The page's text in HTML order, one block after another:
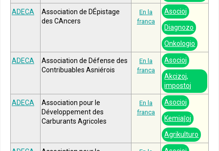
ADECA
Association de DÉpistage
des CAncers
En la
franca
Asocioj
Diagnozo
Onkologio
ADECA
Association de Défense des
Contribuables Asniérois
En la
franca
Asocioj
Akcizoj,
impostoj
ADECA
Association pour le
Développement des
Carburants Agricoles
En la
franca
Asocioj
Kemiaĵoj
Agrikulturo